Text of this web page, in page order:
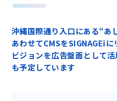
沖縄国際通り入口にある“あ
あわせてCMSをSIGNAGEiに
ビジョンを広告盤面として
も予定しています